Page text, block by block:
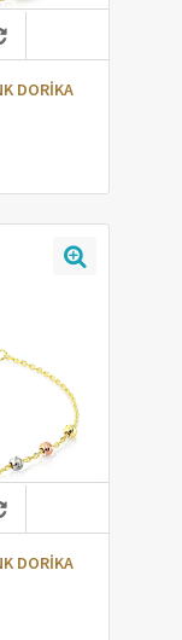
DORİKA
DORİKA